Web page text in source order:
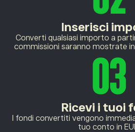
Inserisci
Converti qualsiasi importo a
commissioni saranno mostrate
Ricevi i tuoi
I fondi convertiti vengono
tuo conto in